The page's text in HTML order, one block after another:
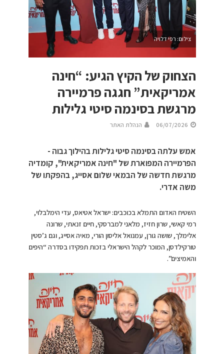
צילום: רפי דלויה
הצחוק של הקיץ הגיע: “חינה
אמריקאית” חגגה פרמיירה
מרגשת בסינמה סיטי גלילות
06/07/2026 הנהלת האתר
אמש עלתה בסינמה סיטי גלילות בהילוך גבוה -
הפרמיירה המפוארת של "חינה אמריקאית", קומדיה
מרגשת חדשה של הבמאי שלום אסייג, בהפקתו של
משה אדרי.
השטיח האדום התמלא בכוכבים: ישראל אטיאס, עדי הימלבלוי,
רמי קאשי, שרון חזיז, מלאני למברסקי, חיים זנאתי, שרונה
אלימלך, שושה גורן, עמנואל אליסון הורי, מאיה אסייג, וגם ג’סטין
טורקילדסן, המוכר לקהל הישראלי בזכות תפקידו בסדרה “היפים
והאמיצים”.